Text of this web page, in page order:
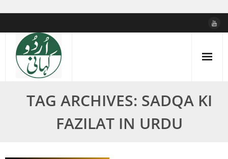
content
TAG ARCHIVES: SADQA KI
FAZILAT IN URDU